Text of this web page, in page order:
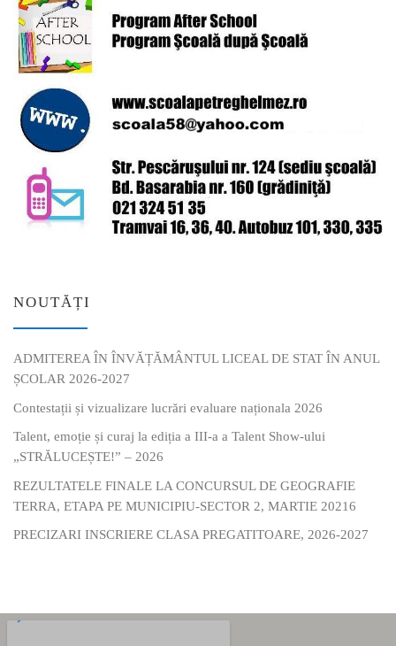
NOUTĂȚI
ADMITEREA ÎN ÎNVĂȚĂMÂNTUL LICEAL DE STAT ÎN ANUL
ȘCOLAR 2026-2027
Contestații și vizualizare lucrări evaluare naționala 2026
Talent, emoție și curaj la ediția a III-a a Talent Show-ului
„STRĂLUCEȘTE!” – 2026
REZULTATELE FINALE LA CONCURSUL DE GEOGRAFIE
TERRA, ETAPA PE MUNICIPIU-SECTOR 2, MARTIE 20216
PRECIZARI INSCRIERE CLASA PREGATITOARE, 2026-2027